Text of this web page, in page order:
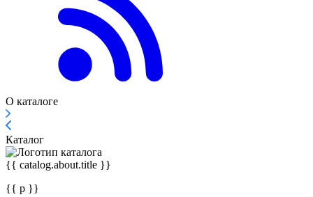
О каталоге
Каталог
{{ catalog.about.title }}
{{ p }}